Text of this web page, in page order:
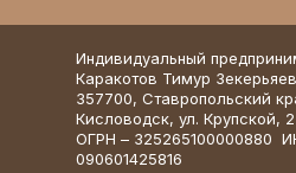
Индивидуальный
Каракотов Тимур
357700, Ставропольский
Кисловодск, ул. Крупской, 2
ОГРН – 325265100000880
090601425816